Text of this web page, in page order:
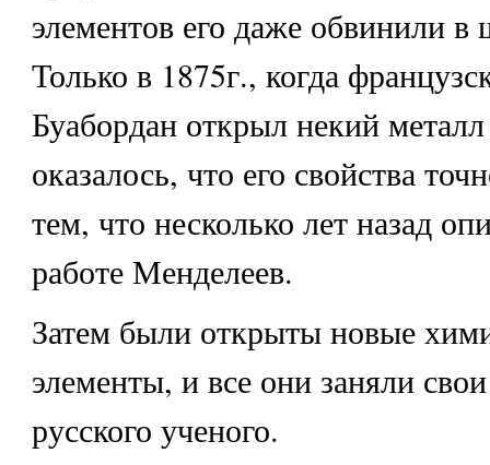
элементов его даже обвинили в
Только в 1875г., когда
Буабордан открыл некий
оказалось, что его свойства
тем, что несколько лет назад
работе Менделеев.
Затем были открыты новые
элементы, и все они заняли
русского ученого.